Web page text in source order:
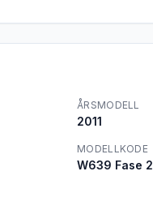
ÅRSMODELL
2011
MODELLKODE
W639 Fase 2